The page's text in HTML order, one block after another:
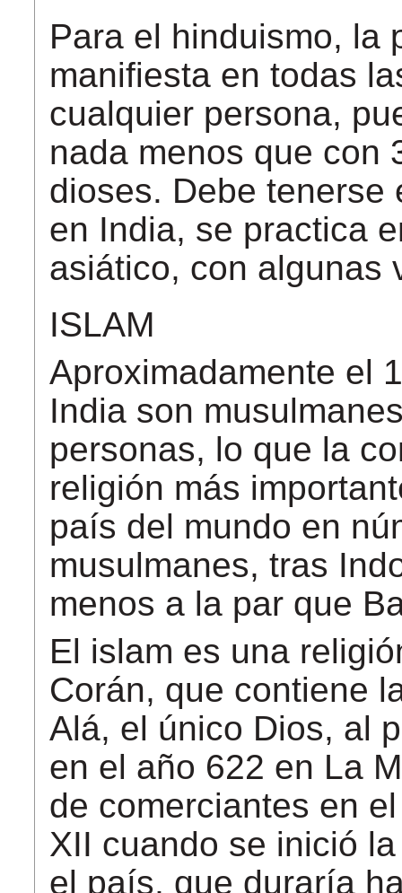
Para el hinduismo, la
manifiesta en todas
cualquier persona,
nada menos que con
dioses. Debe tenerse
en India, se practica
asiático, con algunas
ISLAM
Aproximadamente el
India son
personas, lo que la
religión más
país del mundo en
musulmanes, tras
menos a la par que
El islam es una
Corán, que contiene
Alá, el único Dios, al
en el año 622 en La
de comerciantes en
XII cuando se inició
el país, que duraría